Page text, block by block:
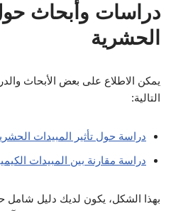
دراسات وأبحاث
الحشرية
يمكن الاطلاع على بعض الأبحاث
التالية:
دراسة حول تأثير المبيدات
دراسة مقارنة بين المبيدات
بهذا الشكل، يكون لديك دليل